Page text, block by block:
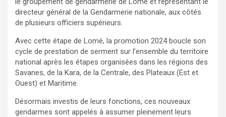
directeur général de la Gendarmerie nationale, aux côtés
de plusieurs officiers supérieurs.
Avec cette étape de Lomé, la promotion 2024 boucle son
cycle de prestation de serment sur l’ensemble du territoire
national après les étapes organisées dans les régions des
Savanes, de la Kara, de la Centrale, des Plateaux (Est et
Ouest) et Maritime.
Désormais investis de leurs fonctions, ces nouveaux
gendarmes sont appelés à assumer pleinement leurs